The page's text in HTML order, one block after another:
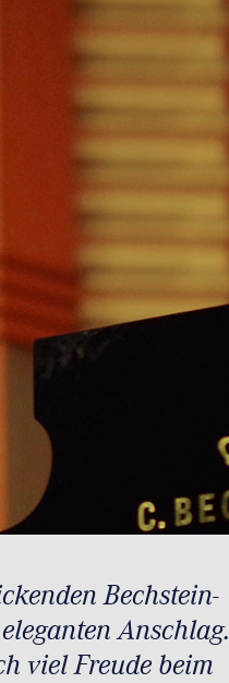
Bechstein-
Anschlag.
viel Freude beim